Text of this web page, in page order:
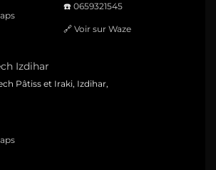
☎️ 0659321545
🔗 Voir sur Waze
Izdihar
Pâtiss et Iraki, Izdihar,